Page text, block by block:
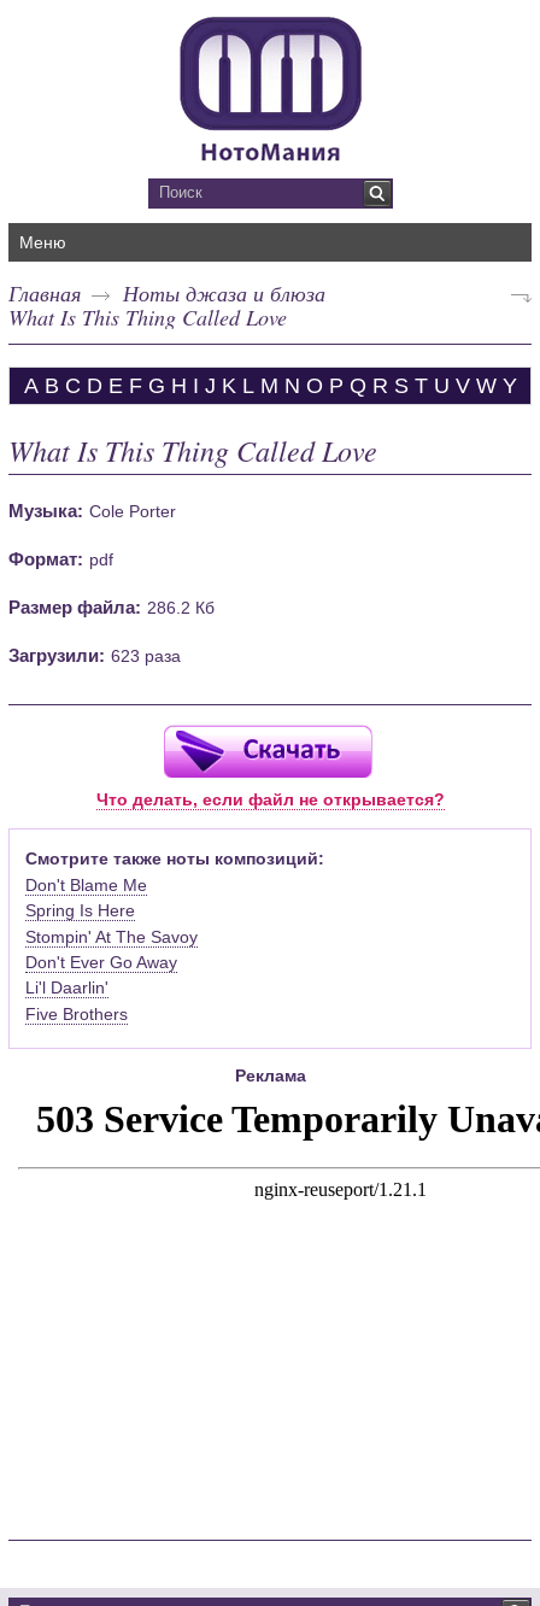
Меню
Главная
Ноты джаза и блюза
What Is This Thing Called Love
A B C D E F G H I J K L M N O P Q R S T U V W Y
What Is This Thing Called Love
Музыка: Cole Porter
Формат: pdf
Размер файла: 286.2 Кб
Загрузили: 623 раза
Что делать, если файл не открывается?
Смотрите также ноты композиций:
Don't Blame Me
Spring Is Here
Stompin' At The Savoy
Don't Ever Go Away
Li'l Daarlin'
Five Brothers
Реклама